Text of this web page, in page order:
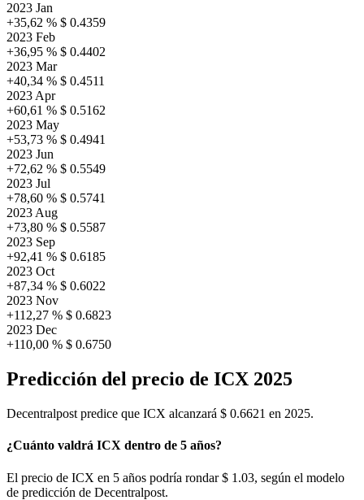
2023 Jan
+35,62 % $ 0.4359
2023 Feb
+36,95 % $ 0.4402
2023 Mar
+40,34 % $ 0.4511
2023 Apr
+60,61 % $ 0.5162
2023 May
+53,73 % $ 0.4941
2023 Jun
+72,62 % $ 0.5549
2023 Jul
+78,60 % $ 0.5741
2023 Aug
+73,80 % $ 0.5587
2023 Sep
+92,41 % $ 0.6185
2023 Oct
+87,34 % $ 0.6022
2023 Nov
+112,27 % $ 0.6823
2023 Dec
+110,00 % $ 0.6750
Predicción del precio de ICX 2025
Decentralpost predice que ICX alcanzará $ 0.6621 en 2025.
¿Cuánto valdrá ICX dentro de 5 años?
El precio de ICX en 5 años podría rondar$ 1.03, según el modelo
de predicción de Decentralpost.